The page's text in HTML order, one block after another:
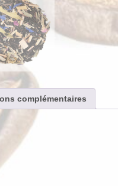
complémentaires